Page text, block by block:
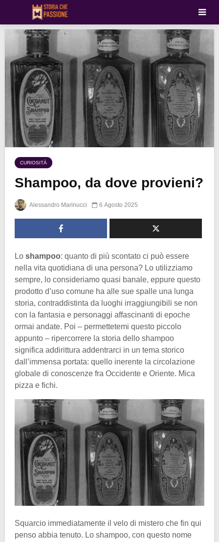
CURIOSITÀ
Shampoo, da dove provieni?
Alessandro Marinucci 6 Agosto 2025
Lo shampoo: quanto di più scontato ci può essere
nella vita quotidiana di una persona? Lo utilizziamo
sempre, lo consideriamo quasi banale, eppure questo
prodotto d’uso comune ha alle sue spalle una lunga
storia, contraddistinta da luoghi irraggiungibili se non
con la fantasia e personaggi affascinanti di epoche
ormai andate. Poi – permettetemi questo piccolo
appunto – ripercorrere la storia dello shampoo
significa addirittura addentrarci in un tema storico
dall’immensa portata: quello inerente la circolazione
globale di conoscenze fra Occidente e Oriente. Mica
pizza e fichi.
Squarcio immediatamente il velo di mistero che fin qui
penso abbia tenuto. Lo shampoo, con questo nome